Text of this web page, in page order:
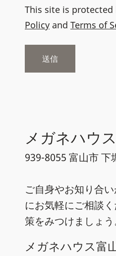
This site is protected
Policy and Terms of
メガネハウ
939-8055 富山市 下
ご自身やお知り合
にお気軽にご相談
策をみつけましょう
メガネハウス富